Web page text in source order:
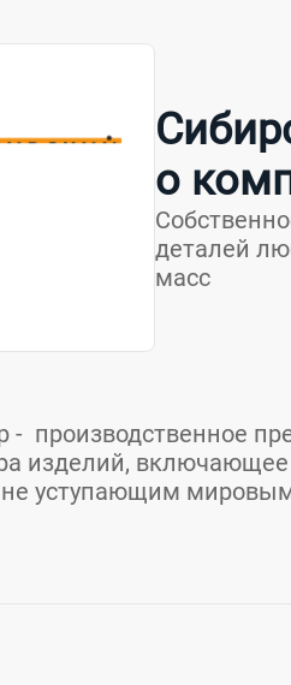
о
деталей
масс
- производственное
изделий,
не уступающим